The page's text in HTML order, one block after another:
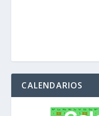
CALENDARIOS